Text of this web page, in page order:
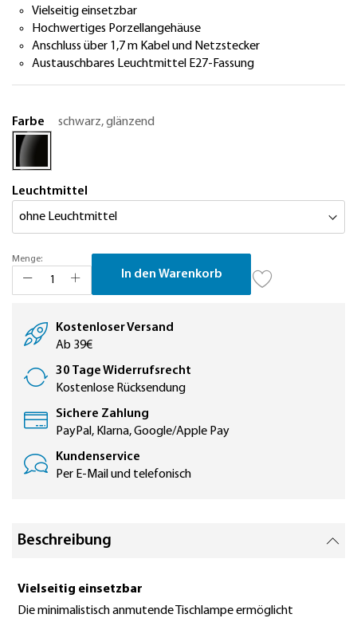
Vielseitig einsetzbar
Hochwertiges Porzellangehäuse
Anschluss über 1,7 m Kabel und Netzstecker
Austauschbares Leuchtmittel E27-Fassung
Farbe schwarz, glänzend
Leuchtmittel
Menge:
In den Warenkorb
Kostenloser Versand
Ab 39€
30 Tage Widerrufsrecht
Kostenlose Rücksendung
Sichere Zahlung
PayPal, Klarna, Google/Apple Pay
Kundenservice
Per E-Mail und telefonisch
Beschreibung
Vielseitig einsetzbar
Die minimalistisch anmutende Tischlampe ermöglicht